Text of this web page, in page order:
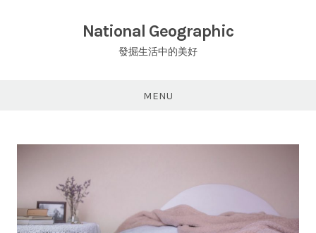
National Geographic
發掘生活中的美好
MENU